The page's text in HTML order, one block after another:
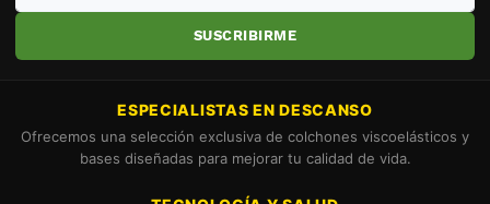
email
SUSCRIBIRME
ESPECIALISTAS EN DESCANSO
Ofrecemos una selección exclusiva de colchones viscoelásticos y
bases diseñadas para mejorar tu calidad de vida.